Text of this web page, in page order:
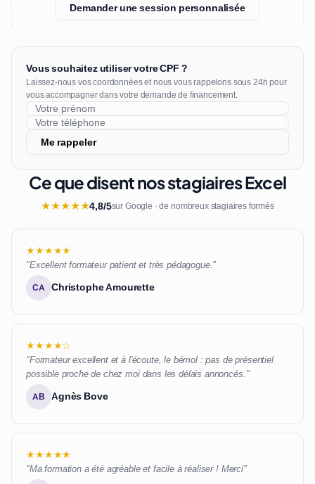
Demander une session personnalisée
Vous souhaitez utiliser votre CPF ?
Laissez-nous vos coordonnées et nous vous rappelons sous 24h pour
vous accompagner dans votre demande de financement.
Me rappeler
Ce que disent nos stagiaires Excel
★★★★★4,8/5sur Google · de nombreux stagiaires formés
★★★★★
"Excellent formateur patient et très pédagogue."
CA Christophe Amourette
★★★★☆
"Formateur excellent et à l'écoute, le bémol : pas de présentiel
possible proche de chez moi dans les délais annoncés."
AB Agnès Bove
★★★★★
"Ma formation a été agréable et facile à réaliser ! Merci"